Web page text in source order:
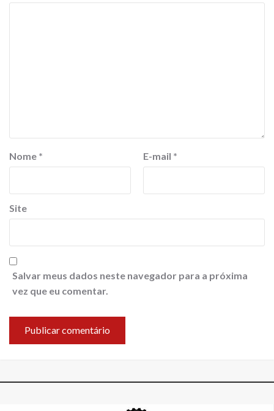
Nome * E-mail *
Site
Salvar meus dados neste navegador para a próxima
vez que eu comentar.